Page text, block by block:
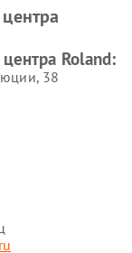
Roland:
38